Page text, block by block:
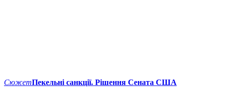
СюжетПекельні санкції. Рішення Сената США